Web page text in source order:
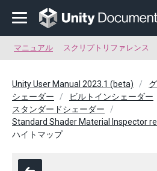
マニュアル スクリプトリファレンス
Unity User Manual 2023.1 (beta)
シェーダー
ビルトインシェーダー
スタンダードシェーダー
Standard Shader Material Inspector
ハイトマップ